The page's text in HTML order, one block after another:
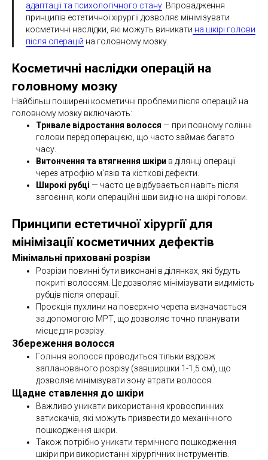
адаптації та психологічного стану. Впровадження
принципів естетичної хірургії дозволяє мінімізувати
косметичні наслідки, які можуть виникати на шкірі голови
після операцій на головному мозку.
Косметичні наслідки операцій на
головному мозку
Найбільш поширені косметичні проблеми після операцій на
головному мозку включають:
Тривале відростання волосся — при повному голінні
голови перед операцією, що часто займає багато
часу.
Витончення та втягнення шкіри в ділянці операції
через атрофію м'язів та кісткові дефекти.
Широкі рубці — часто це відбувається навіть після
загоєння, коли операційні шви видно на шкірі голови.
Принципи естетичної хірургії для
мінімізації косметичних дефектів
Мінімальні приховані розрізи
Розрізи повинні бути виконані в ділянках, які будуть
покриті волоссям. Це дозволяє мінімізувати видимість
рубців після операції.
Проєкція пухлини на поверхню черепа визначається
за допомогою МРТ, що дозволяє точно планувати
місце для розрізу.
Збереження волосся
Гоління волосся проводиться тільки вздовж
запланованого розрізу (завширшки 1-1,5 см), що
дозволяє мінімізувати зону втрати волосся.
Щадне ставлення до шкіри
Важливо уникати використання кровоспинних
затискачів, які можуть призвести до механічного
пошкодження шкіри.
Також потрібно уникати термічного пошкодження
шкіри при використанні хірургічних інструментів.